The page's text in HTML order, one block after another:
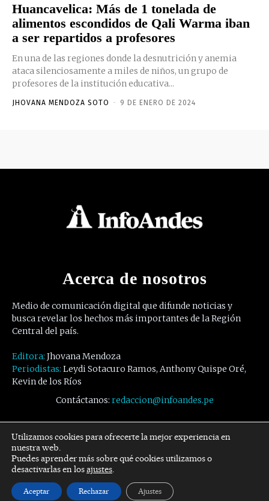
Huancavelica: Más de 1 tonelada de
alimentos escondidos de Qali Warma iban
a ser repartidos a profesores
En una de las regiones donde la desnutrición y anemia
ataca silenciosamente a miles de niños, un grupo de
profesores de la institución educativa...
JHOVANA MENDOZA SOTO - 9 DE ENERO DE 2024
Acerca de nosotros
Medio de comunicación digital que difunde noticias y
busca revelar los hechos más importantes de la Región
Central del país.
Editora: Jhovana Mendoza
Periodistas: Leydi Sotacuro Ramos, Anthony Quispe Oré,
Kevin de los Ríos
Contáctanos: redaccion@infoandes.pe
Síguenos
Facebook Twitter Youtube
Utilizamos cookies para ofrecerte la mejor experiencia en
nuestra web.
Puedes aprender más sobre qué cookies utilizamos o
desactivarlas en losajustes.
Aceptar Rechazar Ajustes